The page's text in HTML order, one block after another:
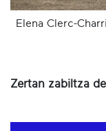
Elena Clerc-
Zertan zabiltza